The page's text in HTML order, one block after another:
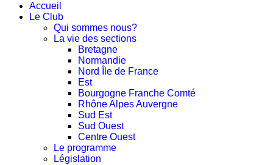
Accueil
Le Club
Qui sommes nous?
La vie des sections
Bretagne
Normandie
Nord Île de France
Est
Bourgogne Franche Comté
Rhône Alpes Auvergne
Sud Est
Sud Ouest
Centre Ouest
Le programme
Législation